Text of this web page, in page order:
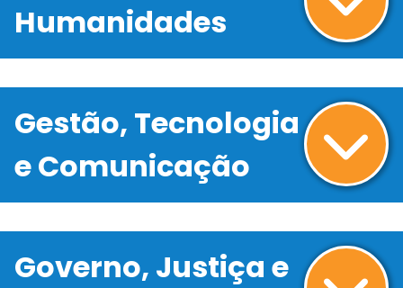
Humanidades
Gestão, Tecnologia
e Comunicação
Governo, Justiça e